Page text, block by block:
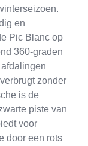
en
Pic Blanc op
360-graden
zonder
is de
piste van
voor
door een rots